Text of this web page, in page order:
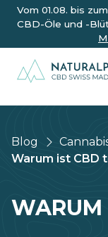
Vom 01.08. bis
CBD-Öle und -
Blog
Warum ist CBD
WARUM